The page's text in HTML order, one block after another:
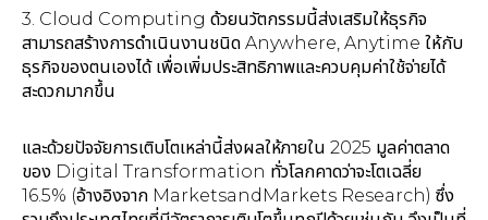
3. Cloud Computing ด้วยนวัตกรรมนี้ส่งเสริมให้ธุรกิจ
สามารถสร้างการดำเนินงานชนิด Anywhere, Anytime ให้กับ
ธุรกิจของตนเองได้ เพื่อเพิ่มประสิทธิภาพและควบคุมค่าใช้จ่ายได้
สะดวกมากขึ้น
และด้วยปัจจัยการเติบโตเหล่านี้ส่งผลให้ภายใน 2025 มูลค่าตลาด
ของ Digital Transformation ทั่วโลกคาดว่าจะโตเฉลี่ย
16.5% (อ้างอิงจาก MarketsandMarkets Research) ซึ่ง